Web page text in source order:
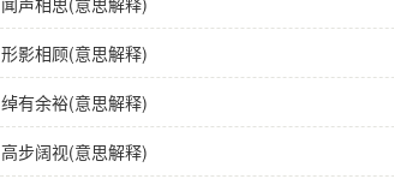
形影相顾(意思解释)
绰有余裕(意思解释)
高步阔视(意思解释)